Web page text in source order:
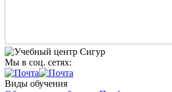
Мы в соц. сетях:
Виды обучения